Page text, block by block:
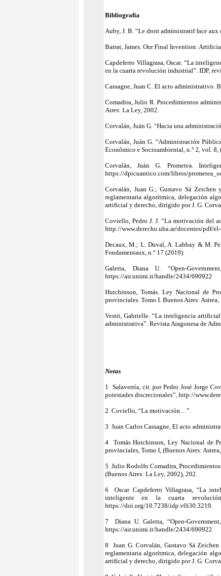
Bibliografía
Auby, J. B. “Le droit administratif face
Barrat, James. Our Final Invention:
Capdeferro Villagrasa, Oscar. “La
en la cuarta revolución industrial”. IDP,
Cassagne, Juan C. El acto administrativo.
Comadira, Julio R. Procedimientos
Aires: La Ley, 2002.
Corvalán, Juán G. “Hacia una
Corvalán, Juán G. “Administración
Econômico e Socioambiental, n.° 2, vol. 8,
Corvalán, Juán G. Prometea.
https://dpicuantico.com/libros/
Corvalán, Juan G.; Gustavo Sá
reglamentaria algorítmica, delegación
artificial y derecho, dirigido por J. G.
Coviello, Pedro J. J. “La motivación del
http://www.derecho.uba.ar/docentes/pdf/
Decaux, M.; L. Duval, A. Labbay & M.
Fondamentaux, n.° 17 (2019).
Galetta, Diana U. “Open-
https://air.unimi.it/handle/2434/690922
Hutchinson, Tomás. Ley Nacional de
provinciales. Tomo I. Buenos Aires: Astrea,
Vestri, Gabrielle. “La inteligencia
administrativa”. Revista Aragonesa de
Notas
1 Salaverría, cit. por Pedro José Jorge
potestades discrecionales”, http://
2 Coviello, “La motivación…”.
3 Juan Carlos Cassagne, El acto
4 Tomás Hutchinson, Ley Nacional de
provinciales, Tomo I, (Buenos Aires:
5 Julio Rodolfo Comadira,
(Buenos Aires: La Ley, 2002), 202.
6 Oscar Capdeferro Villagrasa, “La
inteligente en la cuarta
https://doi.org/10.7238/idp.v0i30.3219.
7 Diana U. Galetta, “Open-
https://air.unimi.it/handle/2434/690922
8 Juan G. Corvalán, Gustavo Sá
reglamentaria algorítmica, delegación
artificial y derecho, dirigido por J. G.